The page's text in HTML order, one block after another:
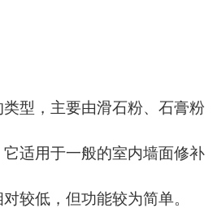
型，主要由滑石粉、石膏粉
适用于一般的室内墙面修补
较低，但功能较为简单。